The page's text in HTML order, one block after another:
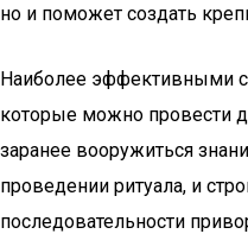
но и поможет создать
Наиболее эффективными
которые можно провести
заранее вооружиться
проведении ритуала, и
последовательности